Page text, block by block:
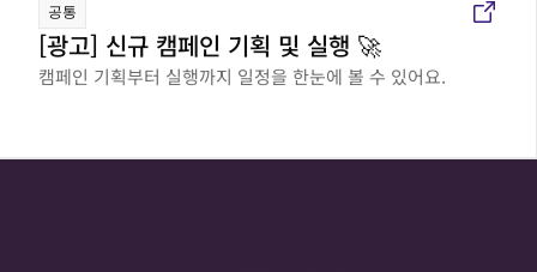
공통
[광고] 신규 캠페인 기획 및 실행 🚀
캠페인 기획부터 실행까지 일정을 한눈에 볼 수 있어요.